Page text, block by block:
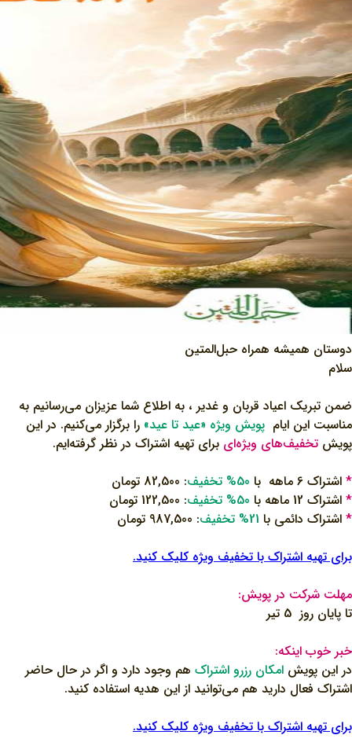
دوستان همیشه همراه حبل‌المتین
سلام
ضمن تبریک اعیاد قربان و غدیر ، به اطلاع شما عزیزان می‌رسانیم به
مناسبت این ایام پویش ویژه «عید تا عید» را برگزار می‌کنیم. در این
پویش تخفیف‌های ویژه‌ای برای تهیه اشتراک‌ در نظر گرفته‌ایم.
* اشتراک 6 ماهه با 50% تخفیف : 82,500 تومان
* اشتراک 12 ماهه با 50% تخفیف : 122,500 تومان
* اشتراک دائمی با 21% تخفیف
: 987,500 تومان
برای تهیه اشتراک‌ با تخفیف ویژه کلیک کنید.
مهلت شرکت در پویش:
تا پایان روز 5 تیر
خبر خوب اینکه:
در این پویش امکان رزرو اشتراک هم وجود دارد و اگر در حال حاضر
اشتراک فعال دارید هم می‌توانید از این هدیه استفاده کنید.
برای تهیه اشتراک‌ با تخفیف ویژه کلیک کنید.